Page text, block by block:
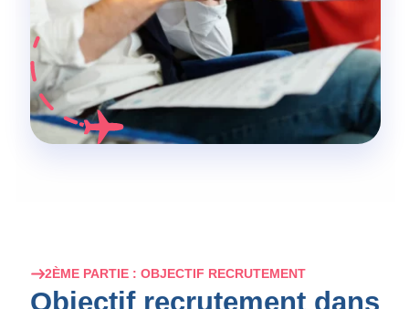
2ÈME PARTIE : OBJECTIF RECRUTEMENT
Objectif recrutement dans